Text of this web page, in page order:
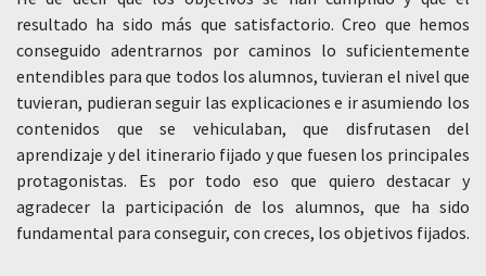
resultado ha sido más que satisfactorio. Creo que hemos
conseguido adentrarnos por caminos lo suficientemente
entendibles para que todos los alumnos, tuvieran el nivel que
tuvieran, pudieran seguir las explicaciones e ir asumiendo los
contenidos que se vehiculaban, que disfrutasen del
aprendizaje y del itinerario fijado y que fuesen los principales
protagonistas. Es por todo eso que quiero destacar y
agradecer la participación de los alumnos, que ha sido
fundamental para conseguir, con creces, los objetivos fijados.